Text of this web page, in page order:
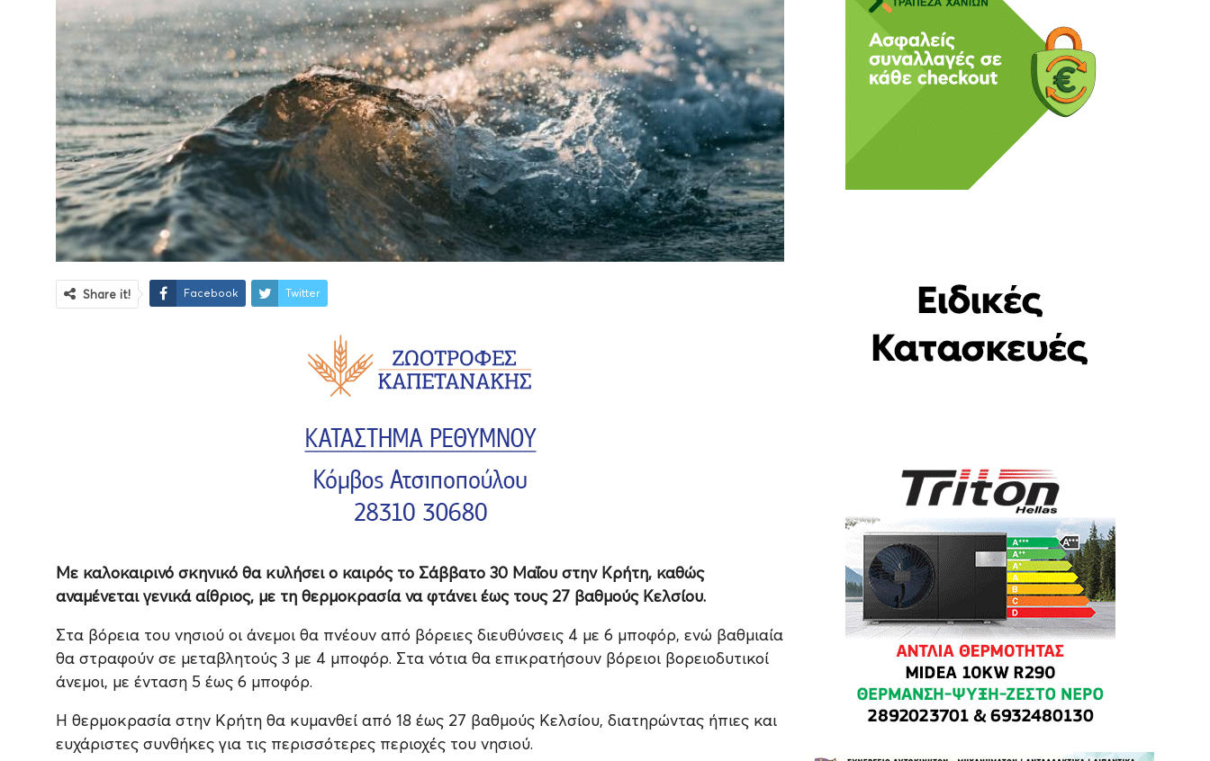
Share it! Facebook Twitter
Με καλοκαιρινό σκηνικό θα κυλήσει ο καιρός το Σάββατο 30 Μαΐου στην Κρήτη, καθώς
αναμένεται γενικά αίθριος, με τη θερμοκρασία να φτάνει έως τους 27 βαθμούς Κελσίου.
Στα βόρεια του νησιού οι άνεμοι θα πνέουν από βόρειες διευθύνσεις 4 με 6 μποφόρ, ενώ βαθμιαία
θα στραφούν σε μεταβλητούς 3 με 4 μποφόρ. Στα νότια θα επικρατήσουν βόρειοι βορειοδυτικοί
άνεμοι, με ένταση 5 έως 6 μποφόρ.
Η θερμοκρασία στην Κρήτη θα κυμανθεί από 18 έως 27 βαθμούς Κελσίου, διατηρώντας ήπιες και
ευχάριστες συνθήκες για τις περισσότερες περιοχές του νησιού.